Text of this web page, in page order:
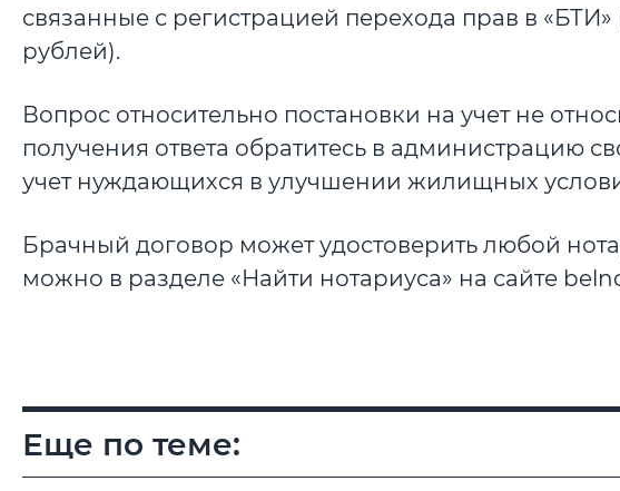
связанные с регистрацией перехода прав в
рублей).
Вопрос относительно постановки на учет не
получения ответа обратитесь в администрацию
учет нуждающихся в улучшении жилищных
Брачный договор может удостоверить любой
можно в разделе «Найти нотариуса» на сайте
Еще по теме: